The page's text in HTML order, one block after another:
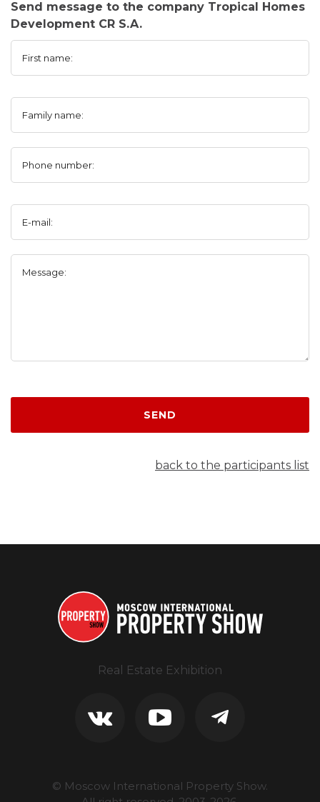
Send message to the company Tropical Homes
Development CR S.A.
First name:
Family name:
Phone number:
E-mail:
Message:
SEND
back to the participants list
Real Estate Exhibition
© Moscow International Property Show.